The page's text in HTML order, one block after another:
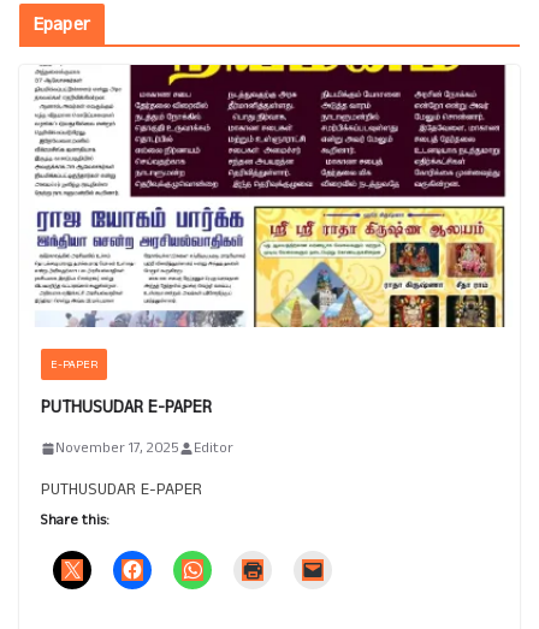
Epaper
E-PAPER
PUTHUSUDAR E-PAPER
November 17, 2025 Editor
PUTHUSUDAR E-PAPER
Share this: